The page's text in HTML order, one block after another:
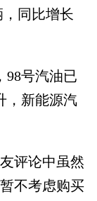
同比增长
号汽油已
，新能源汽
评论中虽然
不考虑购买